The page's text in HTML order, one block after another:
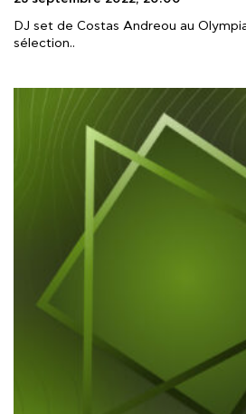
DJ set de Costas Andreou au
sélection..